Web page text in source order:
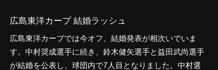
広島東洋カープ 結婚ラッシュ
広島東洋カープでは今オフ、結婚発表が相次いでいま
す。中村奨成選手に続き、鈴木健矢選手と益田武尚選手
が結婚を公表し、球団内で7人目となりました。中村選